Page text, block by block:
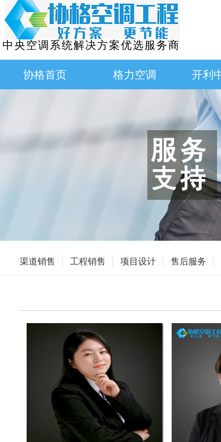
中央空调系统解决方案优选服务商
协格首页 格力空调 开利
渠道销售 工程销售 项目设计 售后服务